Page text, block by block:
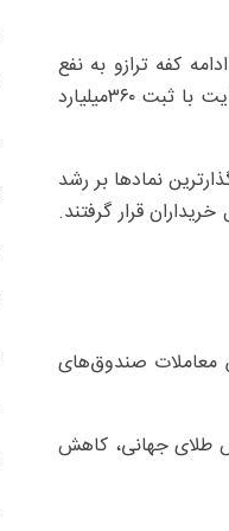
کفه ترازو به نفع
فروشندگان سنگینی کرد و بازار سهام که در ابتدا با ورود سرمایه از سوی حقیقی‌ها همراه بود، در نهایت با ثبت ۳۶۰‌میلیارد
نمادها بر رشد
قرار گرفتند.
معاملات صندوق‌های
طلای جهانی، کاهش